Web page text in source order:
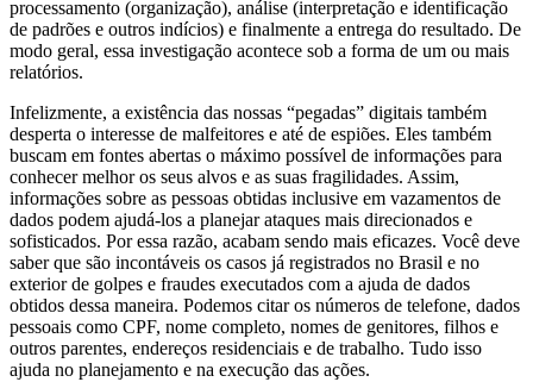
processamento (organização), análise (interpretação e identificação
de padrões e outros indícios) e finalmente a entrega do resultado. De
modo geral, essa investigação acontece sob a forma de um ou mais
relatórios.
Infelizmente, a existência das nossas “pegadas” digitais também
desperta o interesse de malfeitores e até de espiões. Eles também
buscam em fontes abertas o máximo possível de informações para
conhecer melhor os seus alvos e as suas fragilidades. Assim,
informações sobre as pessoas obtidas inclusive em vazamentos de
dados podem ajudá-los a planejar ataques mais direcionados e
sofisticados. Por essa razão, acabam sendo mais eficazes. Você deve
saber que são incontáveis os casos já registrados no Brasil e no
exterior de golpes e fraudes executados com a ajuda de dados
obtidos dessa maneira. Podemos citar os números de telefone, dados
pessoais como CPF, nome completo, nomes de genitores, filhos e
outros parentes, endereços residenciais e de trabalho. Tudo isso
ajuda no planejamento e na execução das ações.